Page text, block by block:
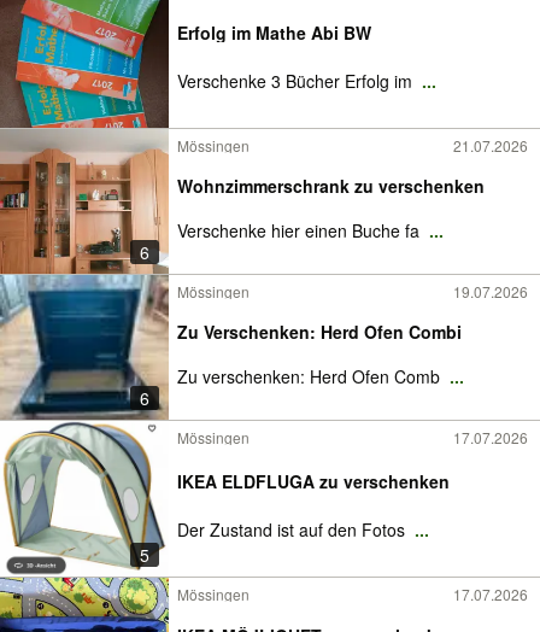
Erfolg im Mathe Abi BW
Verschenke 3 Bücher Erfolg im ...
6
Mössingen 21.07.2026
Wohnzimmerschrank zu verschenken
Verschenke hier einen Buche fa ...
6
Mössingen 19.07.2026
Zu Verschenken: Herd Ofen Combi
Zu verschenken: Herd Ofen Comb ...
5
Mössingen 17.07.2026
IKEA ELDFLUGA zu verschenken
Der Zustand ist auf den Fotos ...
Mössingen 17.07.2026